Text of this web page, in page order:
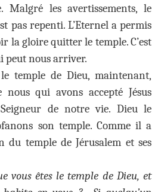
Malgré les avertissements, le
pas repenti. L’Eternel a permis
la gloire quitter le temple. C’est
peut nous arriver.
temple de Dieu, maintenant,
nous qui avons accepté Jésus
de notre vie. Dieu le
son temple. Comme il a
du temple de Jérusalem et ses
vous êtes le temple de Dieu, et